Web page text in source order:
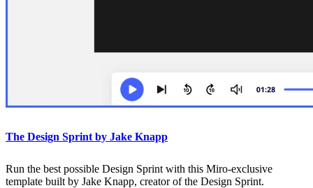
The Design Sprint by Jake Knapp
Run the best possible Design Sprint with this Miro-exclusive
template built by Jake Knapp, creator of the Design Sprint.